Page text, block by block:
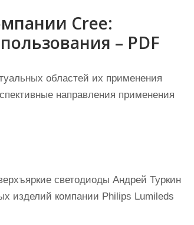
Cree:
– PDF
областей их применения
направления применения
светодиоды Андрей Туркин
изделий компании Philips Lumileds